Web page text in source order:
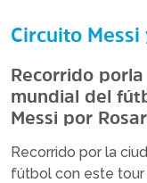
Circuito Messi
Recorrido por
mundial del
Messi por
Recorrido por la
fútbol con este tour